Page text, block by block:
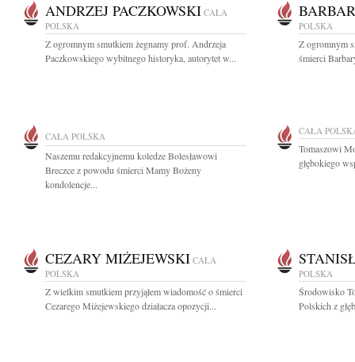
ANDRZEJ PACZKOWSKI CAŁA
POLSKA
Z ogromnym smutkiem żegnamy prof. Andrzeja
Paczkowskiego wybitnego historyka, autorytet w...
POLSKA
Z ogromnym
śmierci
CAŁA POLSKA
Naszemu redakcyjnemu koledze Bolesławowi
Breczce z powodu śmierci Mamy Bożeny
kondolencje...
CAŁA
Tomaszowi
głębokiego
CEZARY MIŻEJEWSKI CAŁA
POLSKA
Z wielkim smutkiem przyjąłem wiadomość o śmierci
Cezarego Miżejewskiego działacza opozycji...
POLSKA
Środowisko
Polskich z